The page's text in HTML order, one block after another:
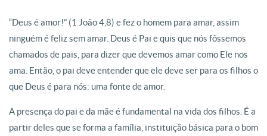
“Deus é amor!” (1 João 4,8) e fez o homem para amar, assim
ninguém é feliz sem amar. Deus é Pai e quis que nós fôssemos
chamados de pais, para dizer que devemos amar como Ele nos
ama. Então, o pai deve entender que ele deve ser para os filhos o
que Deus é para nós: uma fonte de amor.
A presença do pai e da mãe é fundamental na vida dos filhos. É a
partir deles que se forma a família, instituição básica para o bom